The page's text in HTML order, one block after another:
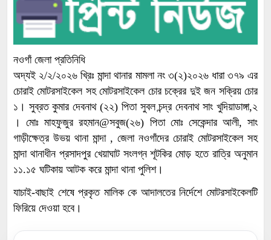
নওগাঁ জেলা প্রতিনিধি
অদ্যই ২/২/২০২৬ খ্রিঃ মান্দা থানার মামলা নং ৩(২)২০২৬ ধারা ৩৭৯ এর
চোরাই মোটরসাইকেল সহ মোটরসাইকেল চোর চক্রের দুই জন সক্রিয় চোর
১। সুব্রত কুমার দেবনাথ (২২) পিতা সুবল চন্দ্র দেবনাথ সাং খুদিয়াডাঙ্গা,২
। মোঃ মাহফুজুর রহমান@সবুজ(২৬) পিতা মোঃ সেকেন্দার আলী, সাং
গাড়ীক্ষেত্র উভয় থানা মান্দা , জেলা নওগাঁদের চোরাই মোটরসাইকেল সহ
মান্দা থানাধীন প্রসাদপুর খেয়াঘাট সংলগ্ন শূটকির মোড় হতে রাত্রি অনুমান
১১.১৫ ঘটিকায় আটক করে মান্দা থানা পুলিশ।
যাচাই-বাছাই শেষে প্রকৃত মালিক কে আদালতের নির্দেশে মোটরসাইকেলটি
ফিরিয়ে দেওয়া হবে।